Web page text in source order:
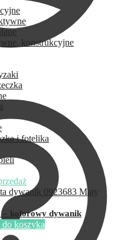
konstrukcyjne
i fotelika
– kolorowy dywanik
koszyka